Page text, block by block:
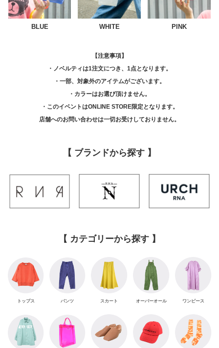
BLUE WHITE PINK
【注意事項】
・ノベルティは1注文につき、1点となります。
・一部、対象外のアイテムがございます。
・カラーはお選び頂けません。
・このイベントはONLINE STORE限定となります。
店舗へのお問い合わせは一切お受けしておりません。
【 ブランドから探す 】
【 カテゴリーから探す 】
トップス パンツ スカート オーバーオール ワンピース